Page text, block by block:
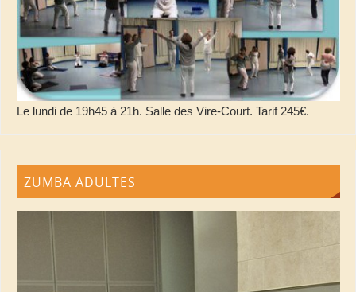
Le lundi de 19h45 à 21h. Salle des Vire-Court. Tarif 245€.
ZUMBA ADULTES